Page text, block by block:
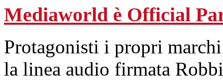
Mediaworld è Official
Protagonisti i propri
la linea audio firmata